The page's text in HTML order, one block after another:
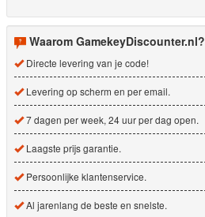
Waarom GamekeyDiscounter.nl?
Directe levering van je code!
Levering op scherm en per email.
7 dagen per week, 24 uur per dag open.
Laagste prijs garantie.
Persoonlijke klantenservice.
Al jarenlang de beste en snelste.